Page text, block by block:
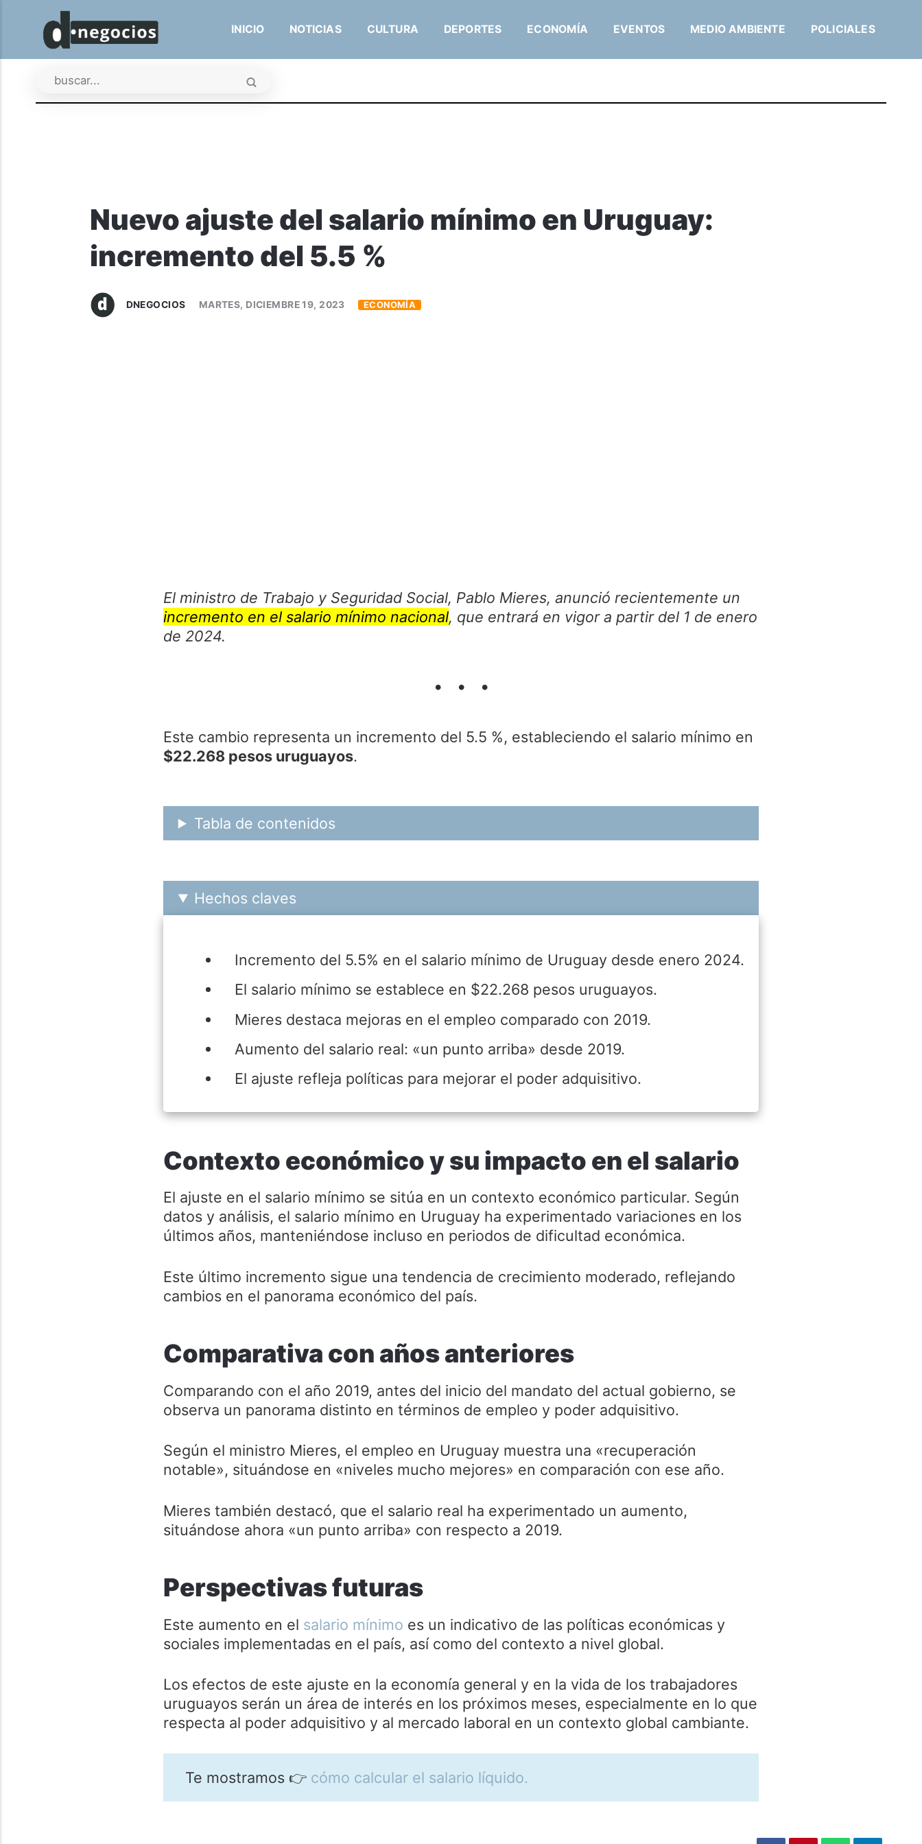
INICIO NOTICIAS CULTURA DEPORTES ECONOMÍA EVENTOS MEDIO AMBIENTE POLICIALES
Nuevo ajuste del salario mínimo en Uruguay:
incremento del 5.5 %
DNEGOCIOS MARTES, DICIEMBRE 19, 2023 ECONOMÍA
El ministro de Trabajo y Seguridad Social, Pablo Mieres, anunció recientemente un
incremento en el salario mínimo nacional, que entrará en vigor a partir del 1 de enero
de 2024.
Este cambio representa un incremento del 5.5 %, estableciendo el salario mínimo en
$22.268 pesos uruguayos.
Tabla de contenidos
Hechos claves
Incremento del 5.5% en el salario mínimo de Uruguay desde enero 2024.
El salario mínimo se establece en $22.268 pesos uruguayos.
Mieres destaca mejoras en el empleo comparado con 2019.
Aumento del salario real: «un punto arriba» desde 2019.
El ajuste refleja políticas para mejorar el poder adquisitivo.
Contexto económico y su impacto en el salario
El ajuste en el salario mínimo se sitúa en un contexto económico particular. Según
datos y análisis, el salario mínimo en Uruguay ha experimentado variaciones en los
últimos años, manteniéndose incluso en periodos de dificultad económica.
Este último incremento sigue una tendencia de crecimiento moderado, reflejando
cambios en el panorama económico del país.
Comparativa con años anteriores
Comparando con el año 2019, antes del inicio del mandato del actual gobierno, se
observa un panorama distinto en términos de empleo y poder adquisitivo.
Según el ministro Mieres, el empleo en Uruguay muestra una «recuperación
notable», situándose en «niveles mucho mejores» en comparación con ese año.
Mieres también destacó, que el salario real ha experimentado un aumento,
situándose ahora «un punto arriba» con respecto a 2019.
Perspectivas futuras
Este aumento en el salario mínimo es un indicativo de las políticas económicas y
sociales implementadas en el país, así como del contexto a nivel global.
Los efectos de este ajuste en la economía general y en la vida de los trabajadores
uruguayos serán un área de interés en los próximos meses, especialmente en lo que
respecta al poder adquisitivo y al mercado laboral en un contexto global cambiante.
Te mostramos 👉 cómo calcular el salario líquido.